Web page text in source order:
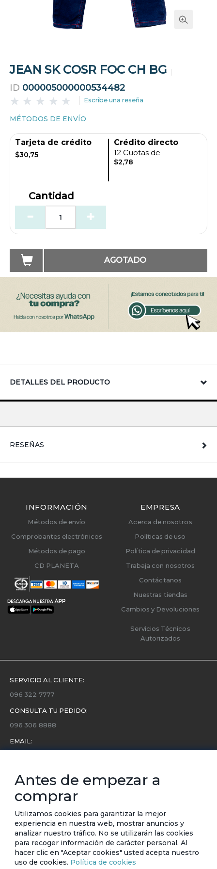
JEAN SK COSR FOC CH BG
ID 000005000000534482
Escribe una reseña
MÉTODOS DE ENVÍO
Tarjeta de crédito
$30,75
Crédito directo
12 Cuotas de
$2,78
Cantidad
AGOTADO
DETALLES DEL PRODUCTO
RESEÑAS
INFORMACIÓN
Métodos de envío
Comprobantes electrónicos
Métodos de pago
CD PLANETA
EMPRESA
Acerca de nosotros
Políticas de uso
Política de privacidad
Trabaja con nosotros
Contáctanos
Nuestras tiendas
Cambios y Devoluciones
Servicios Técnicos
Autorizados
SERVICIO AL CLIENTE:
096 322 7777
CONSULTA TU PEDIDO:
096 306 8888
EMAIL:
Conoce toda la información sobre últimas colecciones,
eventos y ofertas.
Subscríbete a nuestro newsletter
SUSCRIBIRSE
Antes de empezar a
comprar
Utilizamos cookies para garantizar la mejor
experiencia en nuestra web, mostrar anuncios y
analizar nuestro tráfico. No se utilizarán las cookies
para recoger información de carácter personal. Al
hacer clic en "Aceptar cookies" usted acepta nuestro
uso de cookies. Política de cookies